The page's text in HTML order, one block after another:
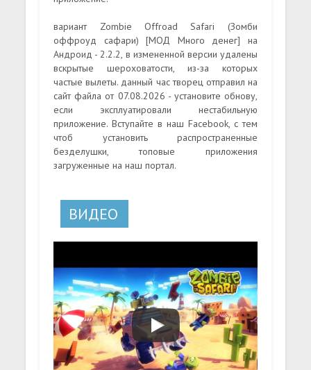
вариант Zombie Offroad Safari (Зомби
оффроуд сафари) [МОД Много денег] на
Андроид - 2.2.2, в измененной версии удалены
вскрытые шероховатости, из-за которых
частые вылеты. данный час творец отправил на
сайт файла от 07.08.2026 - установите обнову,
если эксплуатировали нестабильную
приложение. Вступайте в наш Facebook, с тем
чтоб установить распространенные
безделушки, топовые приложения
загруженные на наш портал.
ВИДЕО